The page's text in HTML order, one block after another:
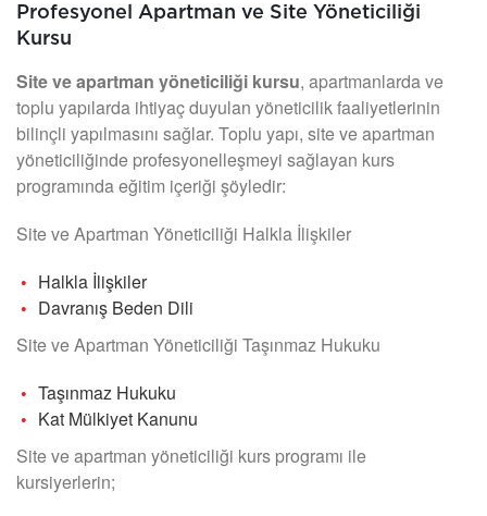
Profesyonel Apartman ve Site Yöneticiliği
Kursu
Site ve apartman yöneticiliği kursu, apartmanlarda ve
toplu yapılarda ihtiyaç duyulan yöneticilik faaliyetlerinin
bilinçli yapılmasını sağlar. Toplu yapı, site ve apartman
yöneticiliğinde profesyonelleşmeyi sağlayan kurs
programında eğitim içeriği şöyledir:
Site ve Apartman Yöneticiliği Halkla İlişkiler
Halkla İlişkiler
Davranış Beden Dili
Site ve Apartman Yöneticiliği Taşınmaz Hukuku
Taşınmaz Hukuku
Kat Mülkiyet Kanunu
Site ve apartman yöneticiliği kurs programı ile
kursiyerlerin;